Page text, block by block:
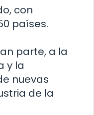
con
países.
parte, a la
y la
nuevas
de la